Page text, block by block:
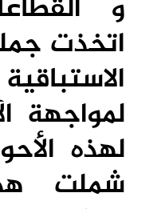
و
اتخذت
لمواجهة
لهذه
شملت